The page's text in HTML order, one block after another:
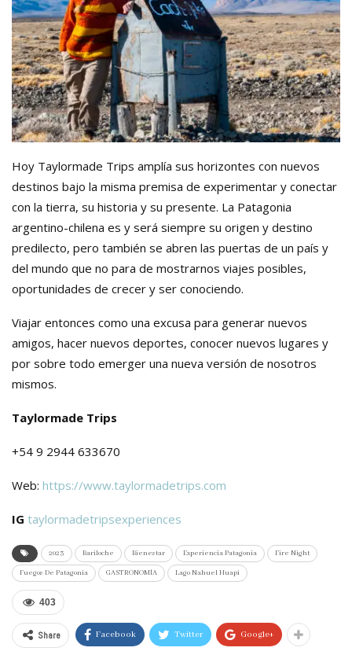
Hoy Taylormade Trips amplía sus horizontes con nuevos
destinos bajo la misma premisa de experimentar y conectar
con la tierra, su historia y su presente. La Patagonia
argentino-chilena es y será siempre su origen y destino
predilecto, pero también se abren las puertas de un país y
del mundo que no para de mostrarnos viajes posibles,
oportunidades de crecer y ser conociendo.
Viajar entonces como una excusa para generar nuevos
amigos, hacer nuevos deportes, conocer nuevos lugares y
por sobre todo emerger una nueva versión de nosotros
mismos.
Taylormade Trips
+54 9 2944 633670
Web: https://www.taylormadetrips.com
IG taylormadetripsexperiences
2023 Bariloche Bienestar Experiencia Patagonia Fire Night
Fuegos De Patagonia GASTRONOMÍA Lago Nahuel Huapi
403
Share Facebook Twitter Google+